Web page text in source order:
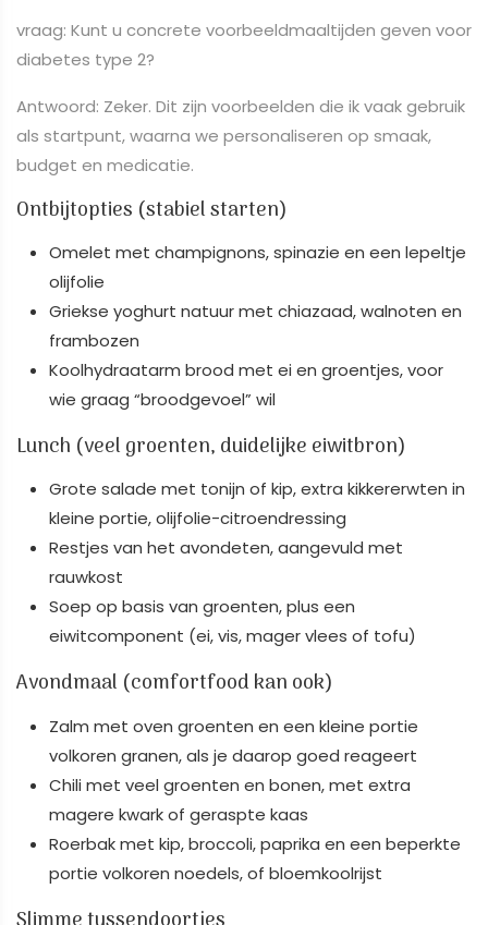
vraag: Kunt u concrete voorbeeldmaaltijden geven voor
diabetes type 2?
Antwoord: Zeker. Dit zijn voorbeelden die ik vaak gebruik
als startpunt, waarna we personaliseren op smaak,
budget en medicatie.
Ontbijtopties (stabiel starten)
Omelet met champignons, spinazie en een lepeltje
olijfolie
Griekse yoghurt natuur met chiazaad, walnoten en
frambozen
Koolhydraatarm brood met ei en groentjes, voor
wie graag “broodgevoel” wil
Lunch (veel groenten, duidelijke eiwitbron)
Grote salade met tonijn of kip, extra kikkererwten in
kleine portie, olijfolie-citroendressing
Restjes van het avondeten, aangevuld met
rauwkost
Soep op basis van groenten, plus een
eiwitcomponent (ei, vis, mager vlees of tofu)
Avondmaal (comfortfood kan ook)
Zalm met oven groenten en een kleine portie
volkoren granen, als je daarop goed reageert
Chili met veel groenten en bonen, met extra
magere kwark of geraspte kaas
Roerbak met kip, broccoli, paprika en een beperkte
portie volkoren noedels, of bloemkoolrijst